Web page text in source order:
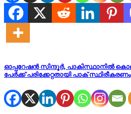
ഓപ്പറേഷൻ സിന്ദൂർ, പാകിസ്ഥാനിൽ
പേർക്ക് പരിക്കേറ്റതായി പാക് സ്ഥിരീകരണം